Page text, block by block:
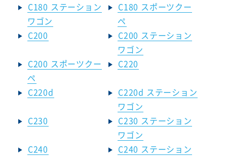
C180 ステーション
ワゴン
C180 スポーツクー
ペ
C200
C200 ステーション
ワゴン
C200 スポーツクー
ペ
C220
C220d
C220d ステーション
ワゴン
C230
C230 ステーション
ワゴン
C240
C240 ステーション